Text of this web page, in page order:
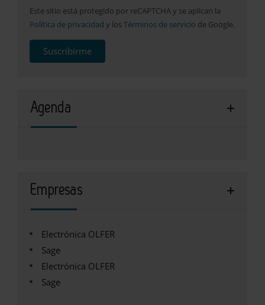
Este sitio está protegido por reCAPTCHA y se aplican la
Política de privacidad y los Términos de servicio de Google.
Suscribirme
Agenda
Empresas
Electrónica OLFER
Sage
Electrónica OLFER
Sage